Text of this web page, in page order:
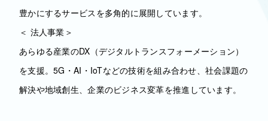
豊かにするサービスを多角的に展開しています。
＜ 法人事業＞
あらゆる産業のDX（デジタルトランスフォーメーション）
を支援。5G・AI・IoTなどの技術を組み合わせ、社会課題の
解決や地域創生、企業のビジネス変革を推進しています。